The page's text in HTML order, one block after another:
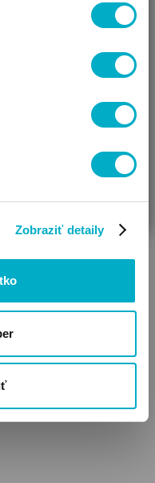
Zobraziť detaily
Bm Body
pena na
3.64 €
Cena za 100